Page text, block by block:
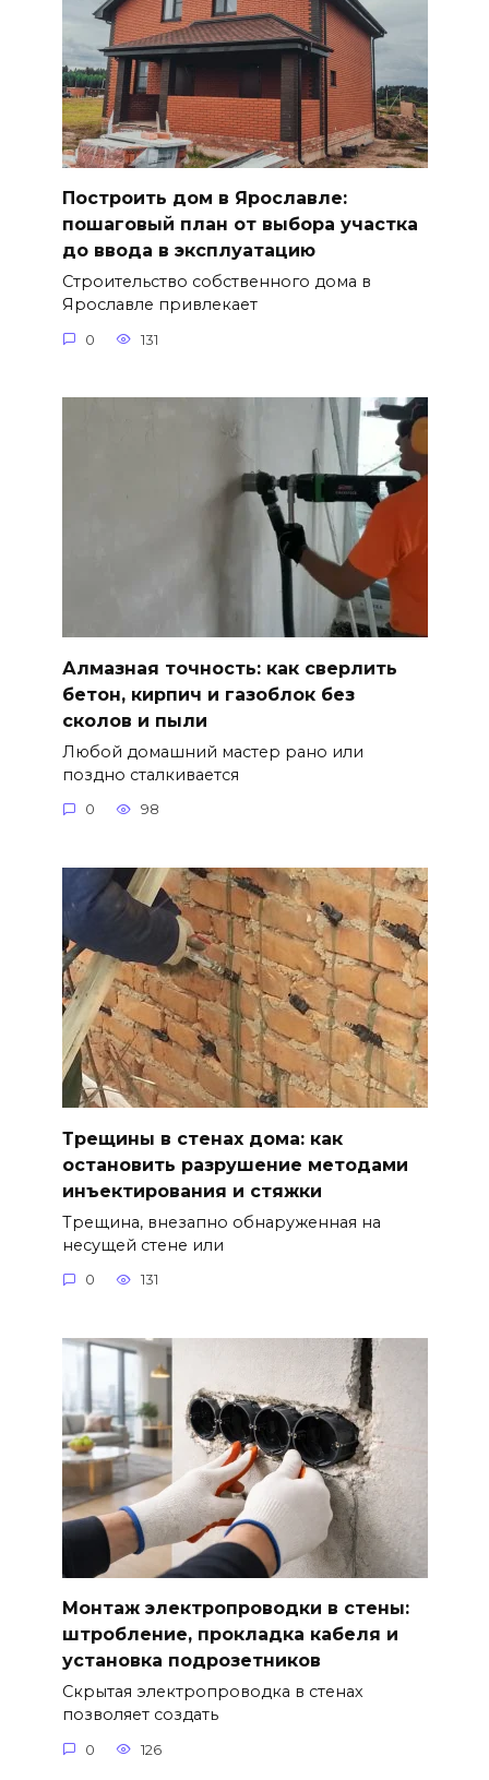
Построить дом в Ярославле:
пошаговый план от выбора участка
до ввода в эксплуатацию
Строительство собственного дома в
Ярославле привлекает
0 131
Алмазная точность: как сверлить
бетон, кирпич и газоблок без
сколов и пыли
Любой домашний мастер рано или
поздно сталкивается
0 98
Трещины в стенах дома: как
остановить разрушение методами
инъектирования и стяжки
Трещина, внезапно обнаруженная на
несущей стене или
0 131
Монтаж электропроводки в стены:
штробление, прокладка кабеля и
установка подрозетников
Скрытая электропроводка в стенах
позволяет создать
0 126